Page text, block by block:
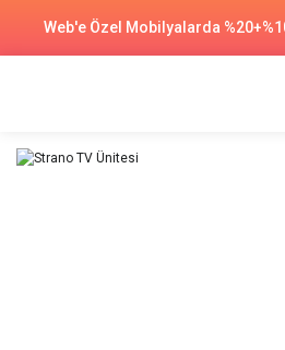
Web'e Özel Mobilyalarda